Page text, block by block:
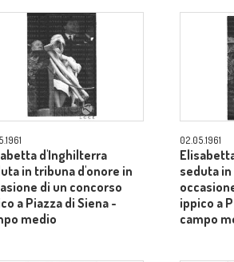
d'Inghilterra
in tribuna d'onore in
di un concorso
a Piazza di Siena -
medio
02.05.1961
seduta
ippico a
campo